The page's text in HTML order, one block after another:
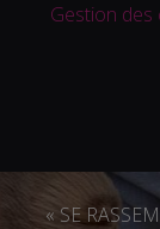
Gestion des
« SE